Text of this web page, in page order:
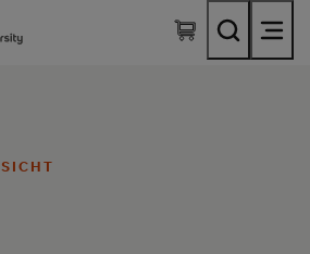
- The Mobile University